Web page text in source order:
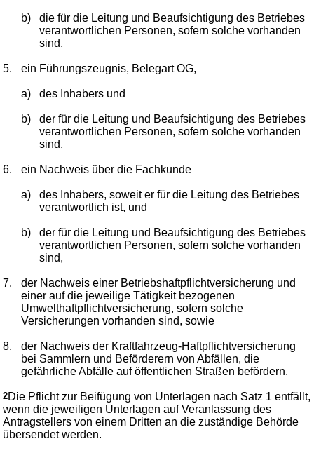
b)
die für die Leitung und Beaufsichtigung des Betriebes
verantwortlichen Personen, sofern solche vorhanden
sind,
5. ein Führungszeugnis, Belegart OG,
a) des Inhabers und
b)
der für die Leitung und Beaufsichtigung des Betriebes
verantwortlichen Personen, sofern solche vorhanden
sind,
6. ein Nachweis über die Fachkunde
a)
des Inhabers, soweit er für die Leitung des Betriebes
verantwortlich ist, und
b)
der für die Leitung und Beaufsichtigung des Betriebes
verantwortlichen Personen, sofern solche vorhanden
sind,
7.
der Nachweis einer Betriebshaftpflichtversicherung und
einer auf die jeweilige Tätigkeit bezogenen
Umwelthaftpflichtversicherung, sofern solche
Versicherungen vorhanden sind, sowie
8.
der Nachweis der Kraftfahrzeug-Haftpflichtversicherung
bei Sammlern und Beförderern von Abfällen, die
gefährliche Abfälle auf öffentlichen Straßen befördern.
2Die Pflicht zur Beifügung von Unterlagen nach Satz 1 entfällt,
wenn die jeweiligen Unterlagen auf Veranlassung des
Antragstellers von einem Dritten an die zuständige Behörde
übersendet werden.